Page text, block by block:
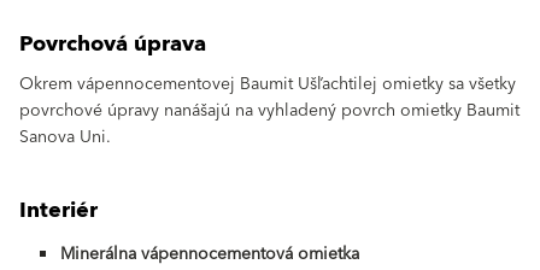
Povrchová úprava
Okrem vápennocementovej Baumit Ušľachtilej omietky sa všetky
povrchové úpravy nanášajú na vyhladený povrch omietky Baumit
Sanova Uni.
Interiér
Minerálna vápennocementová omietka